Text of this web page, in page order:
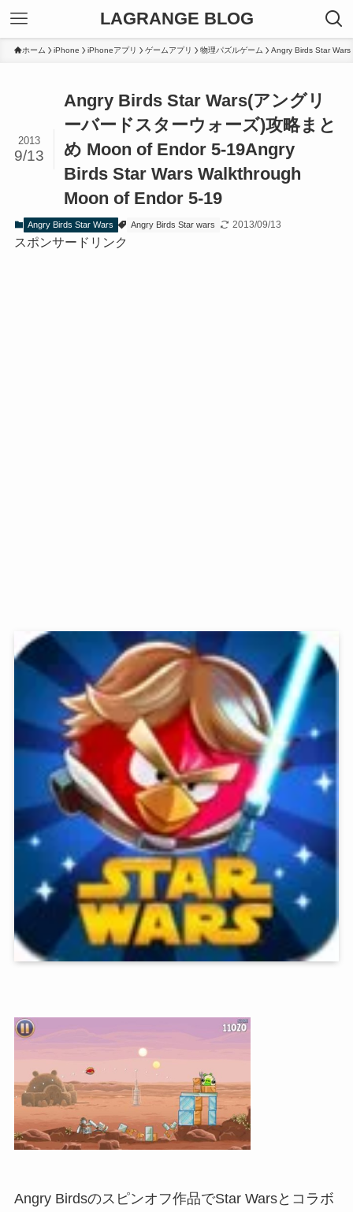
LAGRANGE BLOG
ホーム iPhone iPhoneアプリ ゲームアプリ 物理パズルゲーム Angry Birds Star Wars
Angry Birds Star Wars(アングリ
ーバードスターウォーズ)攻略まと
め Moon of Endor 5-19Angry
Birds Star Wars Walkthrough
Moon of Endor 5-19
2013
9/13
Angry Birds Star Wars Angry Birds Star wars 2013/09/13
スポンサードリンク
Angry Birdsのスピンオフ作品でStar Warsとコラボ